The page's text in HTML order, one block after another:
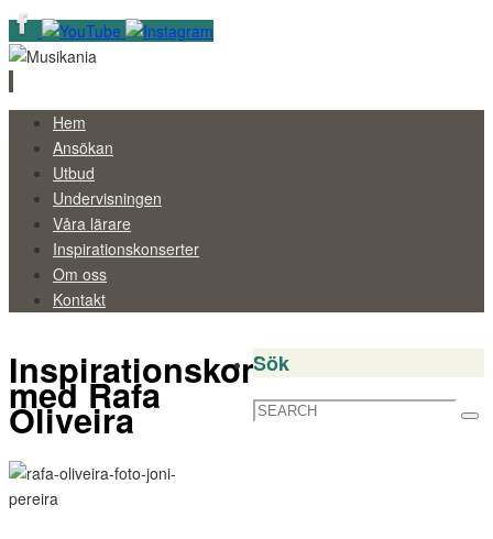
Skip
content
Hem
Ansökan
Utbud
Undervisningen
Våra lärare
Inspirationskonserter
Om oss
Kontakt
Inspirationskonsert
med Rafa
Oliveira
Sök
Search